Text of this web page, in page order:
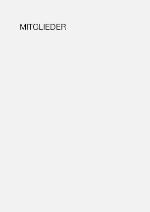
MITGLIEDER